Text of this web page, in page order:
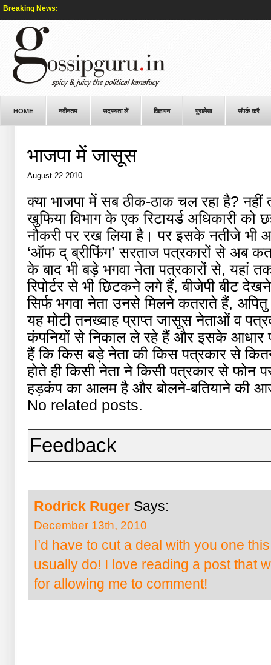
Breaking News:
HOME नवीनतम सदस्यता लें विज्ञापन पुरालेख संपर्क करै
भाजपा में जासूस
August 22 2010
क्या भाजपा में सब ठीक-ठाक चल रहा है? नहीं
खुफिया विभाग के एक रिटायर्ड अधिकारी
नौकरी पर रख लिया है। पर इसके नतीजे भी
‘ऑफ द् ब्रीफिंग’ सरताज पत्रकारों से अब
के बाद भी बड़े भगवा नेता पत्रकारों से, यहां
रिपोर्टर से भी छिटकने लगे हैं, बीजेपी बीट
सिर्फ भगवा नेता उनसे मिलने कतराते हैं,
यह मोटी तनख्वाह प्राप्त जासूस नेताओं व
कंपनियों से निकाल ले रहे हैं और इसके आधार
हैं कि किस बड़े नेता की किस पत्रकार से
होते ही किसी नेता ने किसी पत्रकार से फोन पर
हड़कंप का आलम है और बोलने-बतियाने की
No related posts.
Feedback
Rodrick Ruger Says:
December 13th, 2010
I’d have to cut a deal with you one
usually do! I love reading a post that
for allowing me to comment!